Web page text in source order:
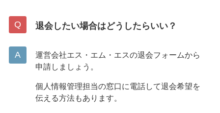
退会したい場合はどうしたらいい？
運営会社エス・エム・エスの退会フォームから
申請しましょう。
個人情報管理担当の窓口に電話して退会希望を
伝える方法もあります。